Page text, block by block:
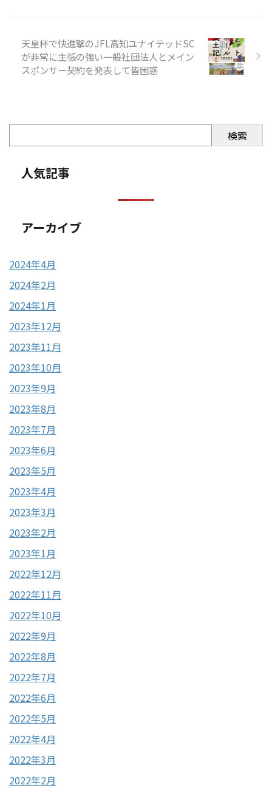
天皇杯で快進撃のJFL高知ユナイテッドSC
が非常に主張の強い一般社団法人とメイン
スポンサー契約を発表して皆困惑
検索
人気記事
アーカイブ
2024年4月
2024年2月
2024年1月
2023年12月
2023年11月
2023年10月
2023年9月
2023年8月
2023年7月
2023年6月
2023年5月
2023年4月
2023年3月
2023年2月
2023年1月
2022年12月
2022年11月
2022年10月
2022年9月
2022年8月
2022年7月
2022年6月
2022年5月
2022年4月
2022年3月
2022年2月